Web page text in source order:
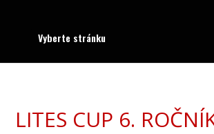
Vyberte stránku
LITES CUP 6.